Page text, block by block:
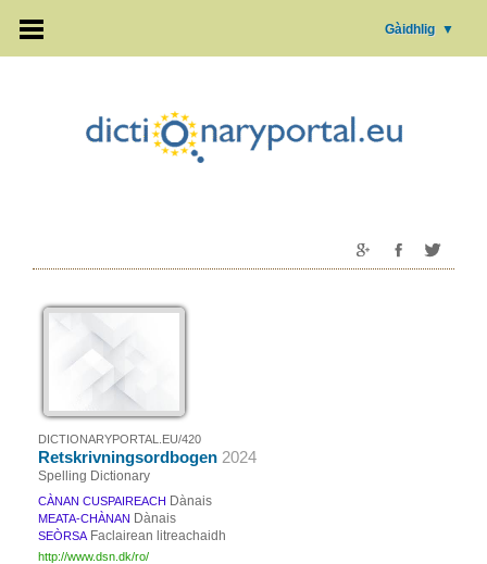
Gàidhlig ▼
DICTIONARYPORTAL.EU/420
Retskrivningsordbogen 2024
Spelling Dictionary
CÀNAN CUSPAIREACH Dànais
MEATA-CHÀNAN Dànais
SEÒRSA Faclairean litreachaidh
http://www.dsn.dk/ro/